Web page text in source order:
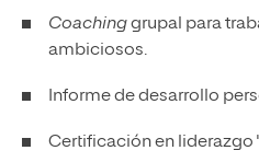
Coachinggrupal para
ambiciosos.
Informe de desarrollo
Certificación en liderazgo